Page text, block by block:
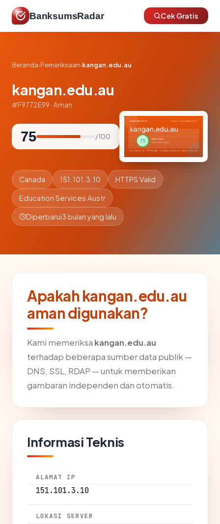
BanksumsRadar Cek Gratis
Beranda›Pemeriksaan›kangan.edu.au
kangan.edu.au
#F9772E99 · Aman
75 / 100
Canada 151.101.3.10 HTTPS Valid
Education Services Austr
Diperbarui3 bulan yang lalu
Apakah kangan.edu.au
aman digunakan?
Kami memeriksa kangan.edu.au
terhadap beberapa sumber data publik —
DNS, SSL, RDAP — untuk memberikan
gambaran independen dan otomatis.
Informasi Teknis
ALAMAT IP
151.101.3.10
LOKASI SERVER